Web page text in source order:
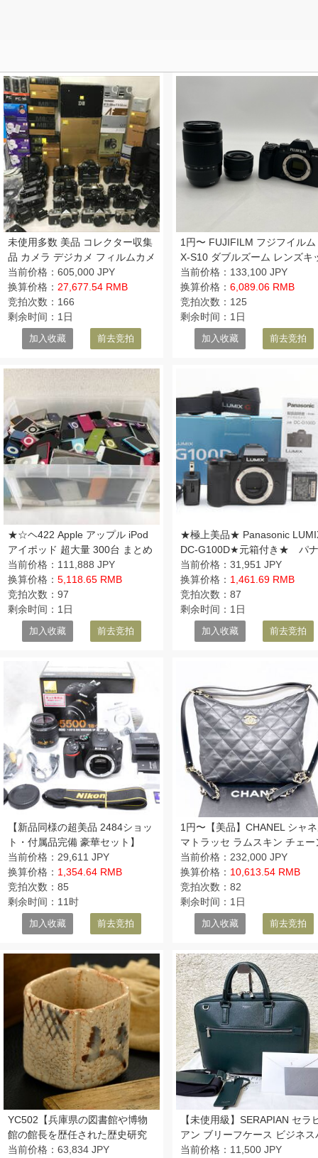
未使用多数 美品 コレクター収集
品 カメラ デジカメ フィルムカメ
ラ NIKON/CANON/RICOH
D6/D3/D2x/F5/F2/PENTAX Q10
AF VR-NIKKOR 80-400mm
当前价格：605,000 JPY
换算价格： 27,677.54 RMB
竞拍次数：166
剩余时间：1日
加入收藏 前去竞拍
1円〜 FUJIFILM フジフイルム
X-S10 ダブルズーム レンズキ
ト ブラック ミラーレスカメラ
付 動作確認済
当前价格：133,100 JPY
换算价格： 6,089.06 RMB
竞拍次数：125
剩余时间：1日
加入收藏 前去竞拍
★☆ヘ422 Apple アップル iPod
アイポッド 超大量 300台 まとめ
売り iPod classic touch nano
shuffle 他☆★
当前价格：111,888 JPY
换算价格： 5,118.65 RMB
竞拍次数：97
剩余时间：1日
加入收藏 前去竞拍
★極上美品★ Panasonic
DC-G100D★元箱付き★ パナ
ソニック #04292
当前价格：31,951 JPY
换算价格： 1,461.69 RMB
竞拍次数：87
剩余时间：1日
加入收藏 前去竞拍
【新品同様の超美品 2484ショッ
ト・付属品完備 豪華セット】
Nikon ニコン D5500 AF-S 18-
55mm VR Ⅱ
当前价格：29,611 JPY
换算价格： 1,354.64 RMB
竞拍次数：85
剩余时间：11时
加入收藏 前去竞拍
1円〜【美品】CHANEL シャ
マトラッセ ラムスキン チェー
ショルダーバッグ リュックサ
ク バックパック 2way Gカー
黒 ココマーク
当前价格：232,000 JPY
换算价格： 10,613.54 RMB
竞拍次数：82
剩余时间：1日
加入收藏 前去竞拍
YC502【兵庫県の図書館や博物
館の館長を歴任された歴史研究
家遺族委託品】日本美術 桃山
当前价格：63,834 JPY
【未使用級】SERAPIAN セラ
アン ブリーフケース ビジネス
ッグ ハンドバッグ 2way グリ
当前价格：11,500 JPY